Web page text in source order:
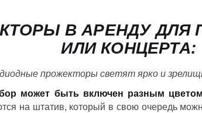
В АРЕНДУ ДЛЯ
ИЛИ КОНЦЕРТА:
прожекторы светят ярко и
может быть включен разным
на штатив, который в свою очередь